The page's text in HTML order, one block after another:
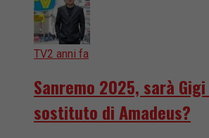
TV2 anni fa
Sanremo 2025, sarà Gigi
sostituto di Amadeus?